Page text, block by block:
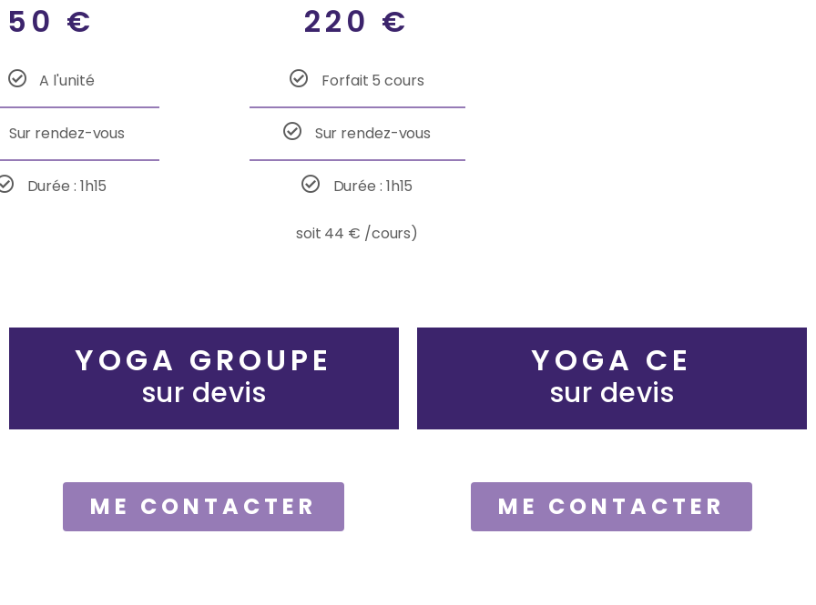
50 €
A l'unité
Sur rendez-vous
Durée : 1h15
220 €
Forfait 5 cours
Sur rendez-vous
Durée : 1h15
soit 44 € /cours)
YOGA GROUPE
sur devis
ME CONTACTER
YOGA CE
sur devis
ME CONTACTER